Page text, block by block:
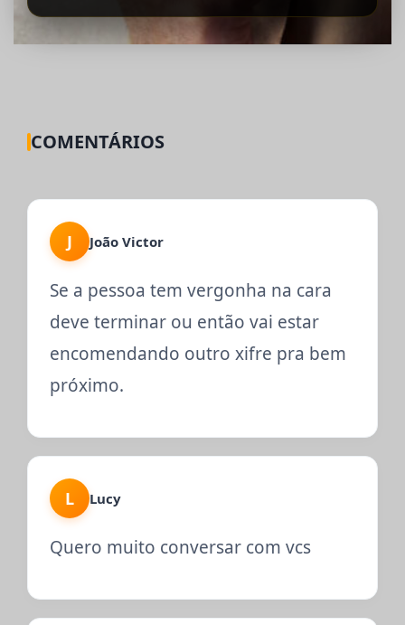
COMENTÁRIOS
J João Victor
Se a pessoa tem vergonha na cara
deve terminar ou então vai estar
encomendando outro xifre pra bem
próximo.
L Lucy
Quero muito conversar com vcs